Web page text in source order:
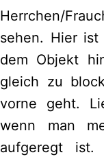
Herrchen/
sehen. Hier
dem Objekt
gleich zu
vorne geht.
wenn man
aufgeregt